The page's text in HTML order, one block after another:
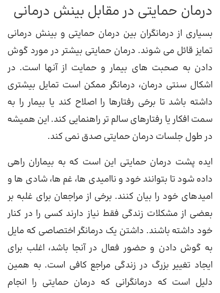
درمان حمایتی در مقابل بینش درمانی
بسیاری از درمانگران بین درمان حمایتی و بینش درمانی
تمایز قائل می شوند. درمان حمایتی بیشتر در مورد گوش
دادن به صحبت های بیمار و حمایت از آنها است. در
اشکال سنتی درمان، درمانگر ممکن است تمایل بیشتری
داشته باشد تا برخی رفتارها را اصلاح کند یا بیمار را به
سمت افکار یا رفتارهای سالم تر راهنمایی کند. این همیشه
در طول جلسات درمان حمایتی صدق نمی کند.
ایده پشت درمان حمایتی این است که به بیماران راهی
داده شود تا بتوانند خود و ناامیدی ها، غم ها، شادی ها و
امیدهای خود را بیان کنند. برخی از مراجعان برای غلبه بر
بعضی از مشکلات زندگی فقط نیاز دارند کسی را در کنار
خود داشته باشند. داشتن یک درمانگر اختصاصی که مایل
به گوش دادن و حضور فعال در آنجا باشد، اغلب برای
ایجاد تغییر بزرگ در زندگی مراجع کافی است. به همین
دلیل است که درمانگرانی که درمان حمایتی را انجام